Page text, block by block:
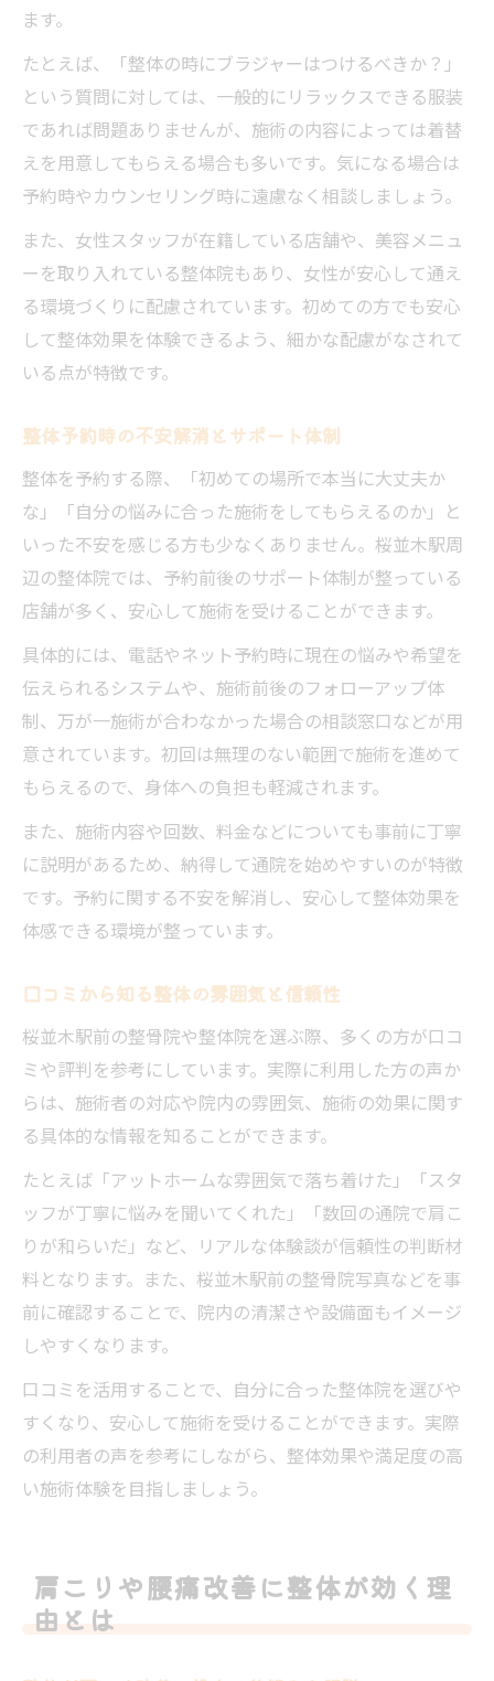
ます。
たとえば、「整体の時にブラジャーはつけるべきか？」
という質問に対しては、一般的にリラックスできる服装
であれば問題ありませんが、施術の内容によっては着替
えを用意してもらえる場合も多いです。気になる場合は
予約時やカウンセリング時に遠慮なく相談しましょう。
また、女性スタッフが在籍している店舗や、美容メニュ
ーを取り入れている整体院もあり、女性が安心して通え
る環境づくりに配慮されています。初めての方でも安心
して整体効果を体験できるよう、細かな配慮がなされて
いる点が特徴です。
整体予約時の不安解消とサポート体制
整体を予約する際、「初めての場所で本当に大丈夫か
な」「自分の悩みに合った施術をしてもらえるのか」と
いった不安を感じる方も少なくありません。桜並木駅周
辺の整体院では、予約前後のサポート体制が整っている
店舗が多く、安心して施術を受けることができます。
具体的には、電話やネット予約時に現在の悩みや希望を
伝えられるシステムや、施術前後のフォローアップ体
制、万が一施術が合わなかった場合の相談窓口などが用
意されています。初回は無理のない範囲で施術を進めて
もらえるので、身体への負担も軽減されます。
また、施術内容や回数、料金などについても事前に丁寧
に説明があるため、納得して通院を始めやすいのが特徴
です。予約に関する不安を解消し、安心して整体効果を
体感できる環境が整っています。
口コミから知る整体の雰囲気と信頼性
桜並木駅前の整骨院や整体院を選ぶ際、多くの方が口コ
ミや評判を参考にしています。実際に利用した方の声か
らは、施術者の対応や院内の雰囲気、施術の効果に関す
る具体的な情報を知ることができます。
たとえば「アットホームな雰囲気で落ち着けた」「スタ
ッフが丁寧に悩みを聞いてくれた」「数回の通院で肩こ
りが和らいだ」など、リアルな体験談が信頼性の判断材
料となります。また、桜並木駅前の整骨院写真などを事
前に確認することで、院内の清潔さや設備面もイメージ
しやすくなります。
口コミを活用することで、自分に合った整体院を選びや
すくなり、安心して施術を受けることができます。実際
の利用者の声を参考にしながら、整体効果や満足度の高
い施術体験を目指しましょう。
肩こりや腰痛改善に整体が効く理
由とは